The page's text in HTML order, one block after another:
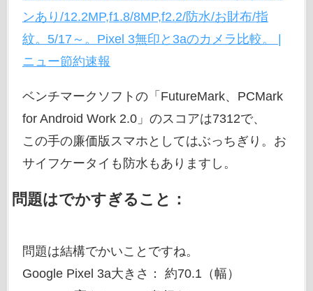
ンあり/12.2MP,f1.8/8MP,f2.2/防水/お財布/指
紋。5/17～。Pixel 3無印と3aのカメラ比較。 |
ニュー節約速報
ベンチマークソフトの「FutureMark、PCMark
for Android Work 2.0」のスコアは7312で、
この手の廉価版スマホとしてはぶっちぎり。お
サイフケータイも防水もありますし。
問題はでかすぎること：
問題は結構でかいことですね。
Google Pixel 3a大きさ： 約70.1（幅）